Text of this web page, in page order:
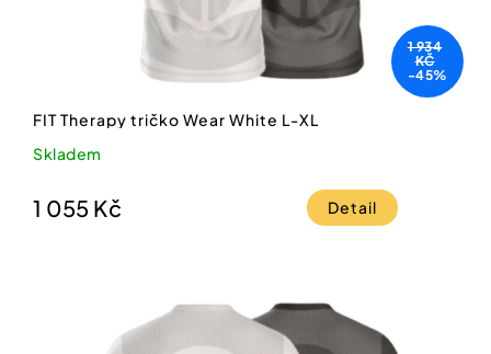
1 934
KČ
-45%
FIT Therapy tričko Wear White L-XL
Skladem
1 055 Kč Detail